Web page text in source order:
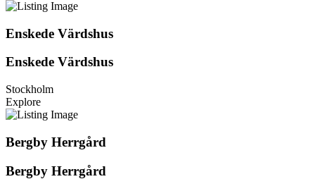
Enskede Värdshus
Enskede Värdshus
Stockholm
Explore
Bergby Herrgård
Bergby Herrgård